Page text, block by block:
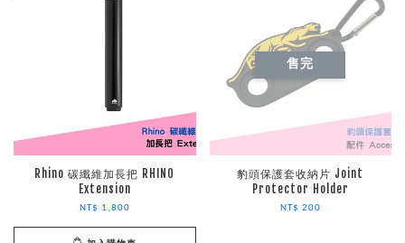
Rhino 碳纖維加長把 RHINO
Extension
NT$ 1,800
售完
豹頭保護套收納片 Joint
Protector Holder
NT$ 200